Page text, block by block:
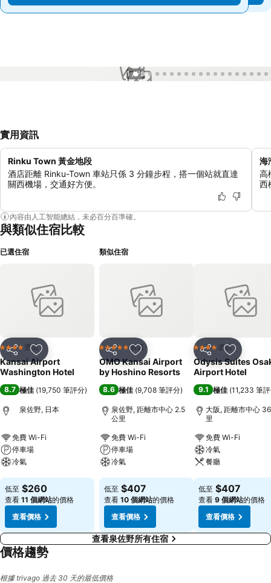
1 / 79
實用資訊
Rinku Town 黃金地段
酒店距離 Rinku-Town 車站只係 3 分鐘步程，搭一個站就直達
關西機場，交通好方便。
海
高
西
內容由人工智能總結，未必百分百準確。
與類似住宿比較
已選住宿
分享 放到收藏夾
4 星級 酒店
Kansai Airport
Washington Hotel
8.7 極佳 (19,750 筆評分)
泉佐野, 日本
免費 Wi-Fi
停車場
冷氣
查看價格
低至 $260
查看 11 個網站的價格
查看價格
類似住宿
分享 放到收藏夾
5 星級 酒店
OMO Kansai Airport
by Hoshino Resorts
8.6 極佳 (9,708 筆評分)
泉佐野, 距離市中心 2.5
公里
免費 Wi-Fi
停車場
冷氣
查看價格
低至 $407
查看 10 個網站的價格
查看價格
分享 放到收藏
4 星級 酒店
Odysis Suites
Airport Hotel
9.1 極佳 (11,233 筆
大阪, 距離市中心
里
免費 Wi-Fi
冷氣
餐廳
查看價格
低至 $407
查看 9 個網站的價格
查看價格
查看泉佐野所有住宿
價格趨勢
根據 trivago 過去 30 天的最低價格